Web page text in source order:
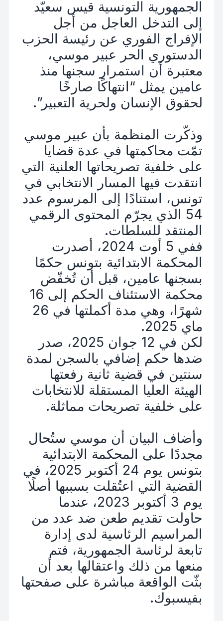
الجمهورية التونسية قيس سعيّد
إلى التدخل العاجل من أجل
الإفراج الفوري عن رئيسة الحزب
الدستوري الحر عبير موسي،
معتبرة أن استمرار سجنها منذ
عامين يمثل “انتهاكًا صارخًا
لحقوق الإنسان ولحرية التعبير”.
وذكّرت المنظمة بأن عبير موسي
تمّت محاكمتها في عدة قضايا
على خلفية تصريحاتها العلنية التي
انتقدت فيها المسار الانتخابي في
تونس، استنادًا إلى المرسوم عدد
54 الذي يجرّم المحتوى الرقمي
المنتقد للسلطات.
ففي 5 أوت 2024، أصدرت
المحكمة الابتدائية بتونس حكمًا
بسجنها عامين، قبل أن تُخفّض
محكمة الاستئناف الحكم إلى 16
شهرًا، وهي مدة أكملتها في 26
ماي 2025.
لكن في 12 جوان 2025، صدر
ضدها حكم إضافي بالسجن لمدة
سنتين في قضية ثانية رفعتها
الهيئة العليا المستقلة للانتخابات
على خلفية تصريحات مماثلة.
وأضاف البيان أن موسي ستُحال
مجددًا على المحكمة الابتدائية
بتونس يوم 24 أكتوبر 2025، في
القضية التي اعتُقلت بسببها أصلًا
يوم 3 أكتوبر 2023، عندما
حاولت تقديم طعن ضد عدد من
المراسيم الرئاسية لدى إدارة
تابعة لرئاسة الجمهورية، فتم
منعها من ذلك واعتقالها بعد أن
بثّت الواقعة مباشرة على صفحتها
بفيسبوك.